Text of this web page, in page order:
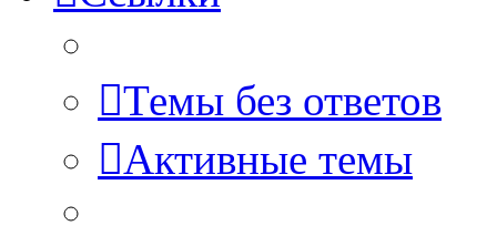
Темы без ответов
Активные темы